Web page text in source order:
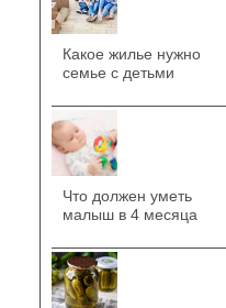
Какое жилье нужно
семье с детьми
Что должен уметь
малыш в 4 месяца